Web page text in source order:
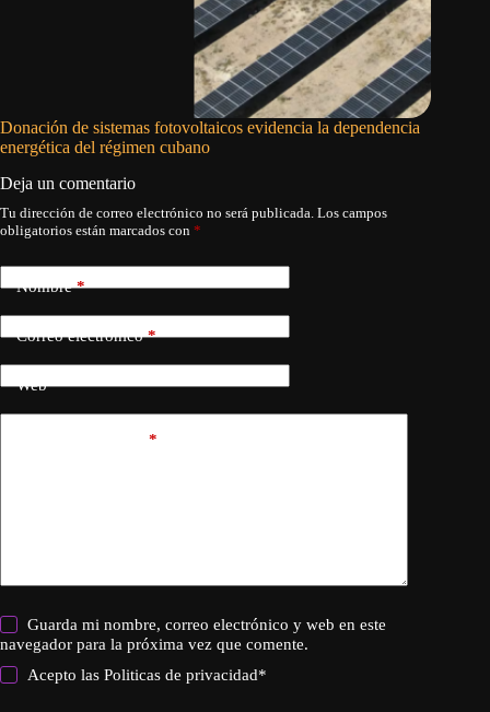
Donación de sistemas fotovoltaicos evidencia la dependencia
energética del régimen cubano
Deja un comentario
Tu dirección de correo electrónico no será publicada. Los campos
obligatorios están marcados con *
Nombre*
Correo electrónico*
Web
*
Guarda mi nombre, correo electrónico y web en este
navegador para la próxima vez que comente.
Acepto lasPoliticas de privacidad*